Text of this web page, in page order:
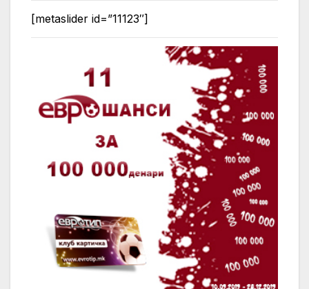
[metaslider id=”11123″]